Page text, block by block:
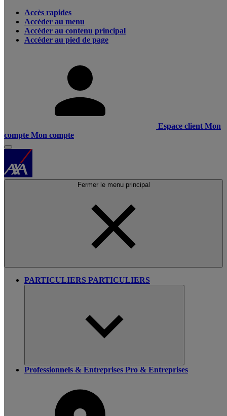
Accès rapides
Accéder au menu
Accéder au contenu principal
Accéder au pied de page
Espace client Mon
compte Mon compte
Fermer le menu principal
PARTICULIERS PARTICULIERS
Professionnels & Entreprises Pro & Entreprises